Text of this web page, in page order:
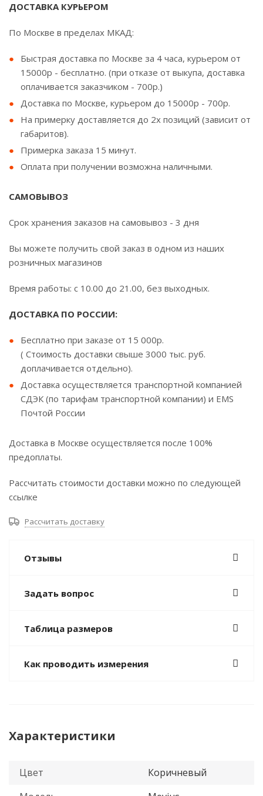
ДОСТАВКА КУРЬЕРОМ
По Москве в пределах МКАД:
Быстрая доставка по Москве за 4 часа, курьером от
15000р - бесплатно. (при отказе от выкупа, доставка
оплачивается заказчиком - 700р.)
Доставка по Москве, курьером до 15000р - 700р.
На примерку доставляется до 2х позиций (зависит от
габаритов).
Примерка заказа 15 минут.
Оплата при получении возможна наличными.
САМОВЫВОЗ
Срок хранения заказов на самовывоз - 3 дня
Вы можете получить свой заказ в одном из наших
розничных магазинов
Время работы: с 10.00 до 21.00, без выходных.
ДОСТАВКА ПО РОССИИ:
Бесплатно при заказе от 15 000р.
( Стоимость доставки свыше 3000 тыс. руб.
доплачивается отдельно).
Доставка осуществляется транспортной компанией
СДЭК (по тарифам транспортной компании) и EMS
Почтой России
Доставка в Москве осуществляется после 100%
предоплаты.
Рассчитать стоимости доставки можно по следующей
ссылке
Рассчитать доставку
Отзывы
Задать вопрос
Таблица размеров
Как проводить измерения
Характеристики
Цвет
Коричневый